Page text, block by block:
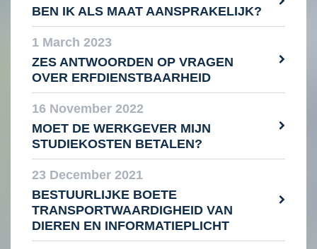
BEN IK ALS MAAT AANSPRAKELIJK?
1 March 2023
ZES ANTWOORDEN OP VRAGEN
OVER ERFDIENSTBAARHEID
16 November 2022
MOET DE WERKGEVER MIJN
STUDIEKOSTEN BETALEN?
23 December 2021
BESTUURLIJKE BOETE
TRANSPORTWAARDIGHEID VAN
DIEREN EN INFORMATIEPLICHT